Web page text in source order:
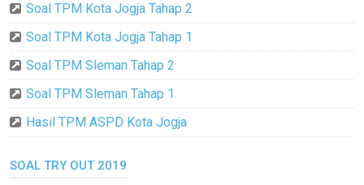
Soal TPM Kota Jogja Tahap 2
Soal TPM Kota Jogja Tahap 1
Soal TPM Sleman Tahap 2
Soal TPM Sleman Tahap 1
Hasil TPM ASPD Kota Jogja
SOAL TRY OUT 2019